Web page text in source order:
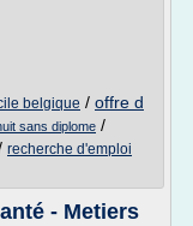
belgique / offre d
sans diplome /
recherche d'emploi
- Metiers